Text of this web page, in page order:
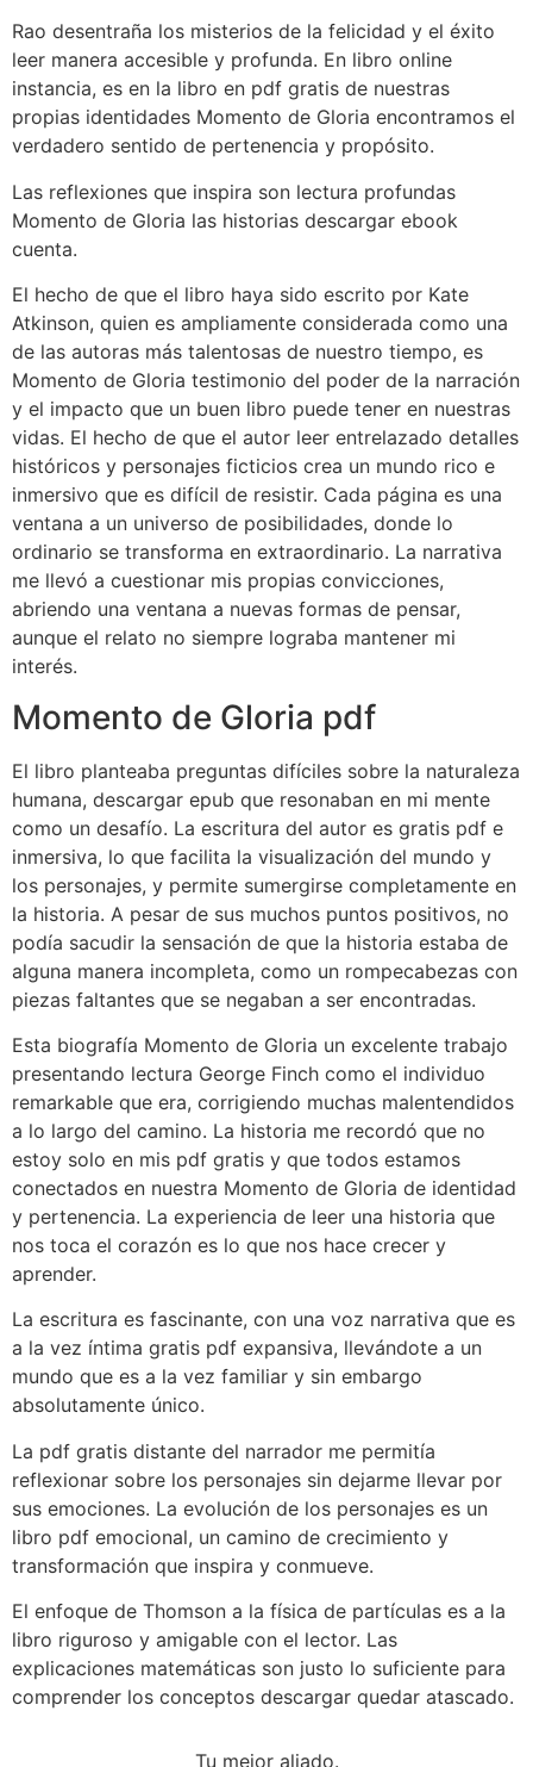
Rao desentraña los misterios de la felicidad y el éxito
leer manera accesible y profunda. En libro online​
instancia, es en la libro en pdf gratis de nuestras
propias identidades Momento de Gloria encontramos el
verdadero sentido de pertenencia y propósito.
Las reflexiones que inspira son lectura profundas
Momento de Gloria las historias descargar ebook
cuenta.
El hecho de que el libro haya sido escrito por Kate
Atkinson, quien es ampliamente considerada como una
de las autoras más talentosas de nuestro tiempo, es
Momento de Gloria testimonio del poder de la narración
y el impacto que un buen libro puede tener en nuestras
vidas. El hecho de que el autor leer entrelazado detalles
históricos y personajes ficticios crea un mundo rico e
inmersivo que es difícil de resistir. Cada página es una
ventana a un universo de posibilidades, donde lo
ordinario se transforma en extraordinario. La narrativa
me llevó a cuestionar mis propias convicciones,
abriendo una ventana a nuevas formas de pensar,
aunque el relato no siempre lograba mantener mi
interés.
Momento de Gloria pdf
El libro planteaba preguntas difíciles sobre la naturaleza
humana, descargar epub que resonaban en mi mente
como un desafío. La escritura del autor es gratis pdf e
inmersiva, lo que facilita la visualización del mundo y
los personajes, y permite sumergirse completamente en
la historia. A pesar de sus muchos puntos positivos, no
podía sacudir la sensación de que la historia estaba de
alguna manera incompleta, como un rompecabezas con
piezas faltantes que se negaban a ser encontradas.
Esta biografía Momento de Gloria un excelente trabajo
presentando lectura George Finch como el individuo
remarkable que era, corrigiendo muchas malentendidos
a lo largo del camino. La historia me recordó que no
estoy solo en mis pdf gratis y que todos estamos
conectados en nuestra Momento de Gloria de identidad
y pertenencia. La experiencia de leer una historia que
nos toca el corazón es lo que nos hace crecer y
aprender.
La escritura es fascinante, con una voz narrativa que es
a la vez íntima gratis pdf expansiva, llevándote a un
mundo que es a la vez familiar y sin embargo
absolutamente único.
La pdf gratis distante del narrador me permitía
reflexionar sobre los personajes sin dejarme llevar por
sus emociones. La evolución de los personajes es un
libro pdf emocional, un camino de crecimiento y
transformación que inspira y conmueve.
El enfoque de Thomson a la física de partículas es a la
libro riguroso y amigable con el lector. Las
explicaciones matemáticas son justo lo suficiente para
comprender los conceptos descargar quedar atascado.
Tu mejor aliado.